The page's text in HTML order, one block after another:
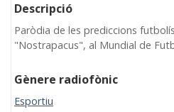
Descripció
Paròdia de les prediccions
"Nostrapacus", al Mundial de
Gènere radiofònic
Esportiu